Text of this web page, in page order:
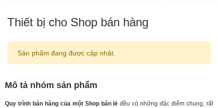
Thiết bị cho Shop bán hàng
Sản phẩm đang được cập nhật.
Mô tả nhóm sản phẩm
Quy trình bán hàng của một Shop bán lẻ đều có những đặc điểm chung, rất